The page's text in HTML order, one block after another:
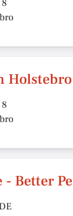
Holstebro
- Better